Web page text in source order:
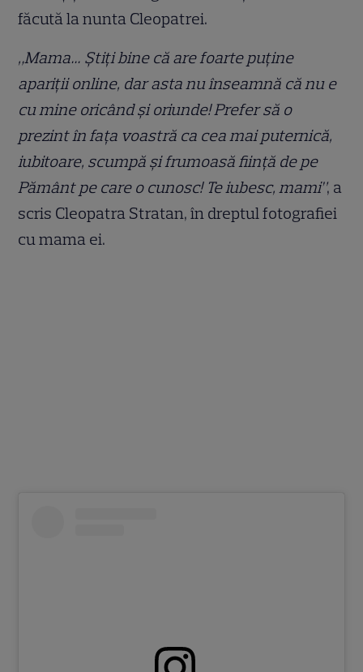
făcută la nunta Cleopatrei.
„Mama… Știți bine că are foarte puține
apariții online, dar asta nu înseamnă că nu e
cu mine oricând și oriunde! Prefer să o
prezint în fața voastră ca cea mai puternică,
iubitoare, scumpă și frumoasă ființă de pe
Pământ pe care o cunosc! Te iubesc, mami”, a
scris Cleopatra Stratan, în dreptul fotografiei
cu mama ei.